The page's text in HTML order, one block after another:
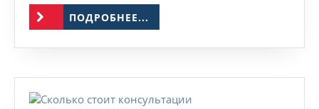
ПОДРОБНЕЕ...